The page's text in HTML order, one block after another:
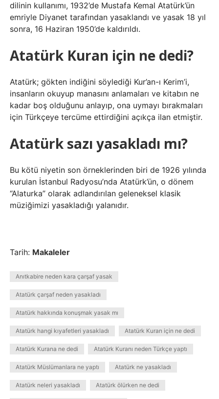
dilinin kullanımı, 1932’de Mustafa Kemal Atatürk’ün
emriyle Diyanet tarafından yasaklandı ve yasak 18 yıl
sonra, 16 Haziran 1950’de kaldırıldı.
Atatürk Kuran için ne dedi?
Atatürk; gökten indiğini söylediği Kur’an-ı Kerim’i,
insanların okuyup manasını anlamaları ve kitabın ne
kadar boş olduğunu anlayıp, ona uymayı bırakmaları
için Türkçeye tercüme ettirdiğini açıkça ilan etmiştir.
Atatürk sazı yasakladı mı?
Bu kötü niyetin son örneklerinden biri de 1926 yılında
kurulan İstanbul Radyosu’nda Atatürk’ün, o dönem
“Alaturka” olarak adlandırılan geleneksel klasik
müziğimizi yasakladığı yalanıdır.
Tarih: Makaleler
Anıtkabire neden kara çarşaf yasak
Atatürk çarşaf neden yasakladı
Atatürk hakkında konuşmak yasak mı
Atatürk hangi kıyafetleri yasakladı Atatürk Kuran için ne dedi
Atatürk Kurana ne dedi Atatürk Kuranı neden Türkçe yaptı
Atatürk Müslümanlara ne yaptı Atatürk ne yasakladı
Atatürk neleri yasakladı Atatürk ölürken ne dedi